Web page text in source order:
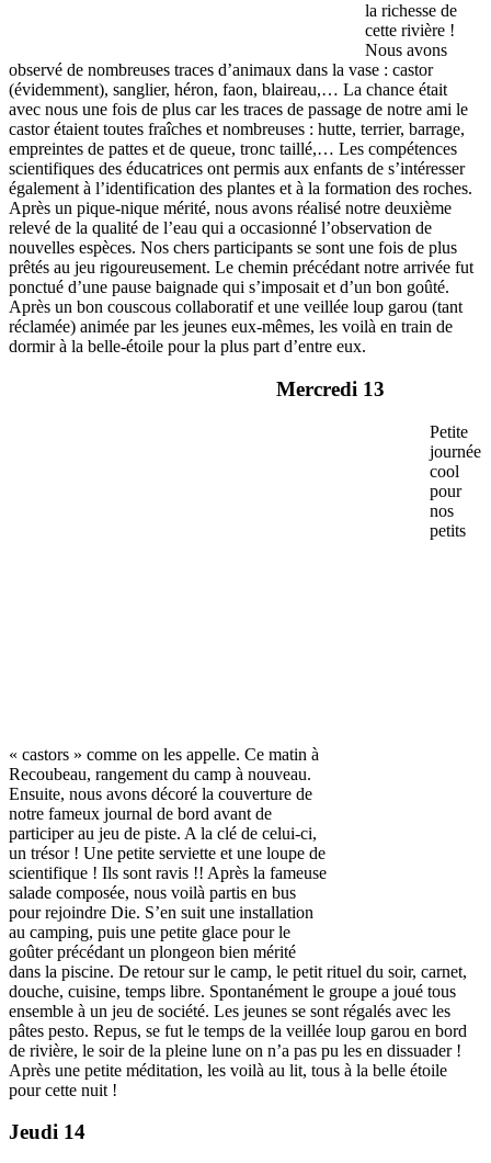
la richesse de
cette rivière !
Nous avons
observé de nombreuses traces d’animaux dans la vase : castor
(évidemment), sanglier, héron, faon, blaireau,… La chance était
avec nous une fois de plus car les traces de passage de notre ami le
castor étaient toutes fraîches et nombreuses : hutte, terrier, barrage,
empreintes de pattes et de queue, tronc taillé,… Les compétences
scientifiques des éducatrices ont permis aux enfants de s’intéresser
également à l’identification des plantes et à la formation des roches.
Après un pique-nique mérité, nous avons réalisé notre deuxième
relevé de la qualité de l’eau qui a occasionné l’observation de
nouvelles espèces. Nos chers participants se sont une fois de plus
prêtés au jeu rigoureusement. Le chemin précédant notre arrivée fut
ponctué d’une pause baignade qui s’imposait et d’un bon goûté.
Après un bon couscous collaboratif et une veillée loup garou (tant
réclamée) animée par les jeunes eux-mêmes, les voilà en train de
dormir à la belle-étoile pour la plus part d’entre eux.
Mercredi 13
Petite
journée
cool
pour
nos
petits
« castors » comme on les appelle. Ce matin à
Recoubeau, rangement du camp à nouveau.
Ensuite, nous avons décoré la couverture de
notre fameux journal de bord avant de
participer au jeu de piste. A la clé de celui-ci,
un trésor ! Une petite serviette et une loupe de
scientifique ! Ils sont ravis !! Après la fameuse
salade composée, nous voilà partis en bus
pour rejoindre Die. S’en suit une installation
au camping, puis une petite glace pour le
goûter précédant un plongeon bien mérité
dans la piscine. De retour sur le camp, le petit rituel du soir, carnet,
douche, cuisine, temps libre. Spontanément le groupe a joué tous
ensemble à un jeu de société. Les jeunes se sont régalés avec les
pâtes pesto. Repus, se fut le temps de la veillée loup garou en bord
de rivière, le soir de la pleine lune on n’a pas pu les en dissuader !
Après une petite méditation, les voilà au lit, tous à la belle étoile
pour cette nuit !
Jeudi 14